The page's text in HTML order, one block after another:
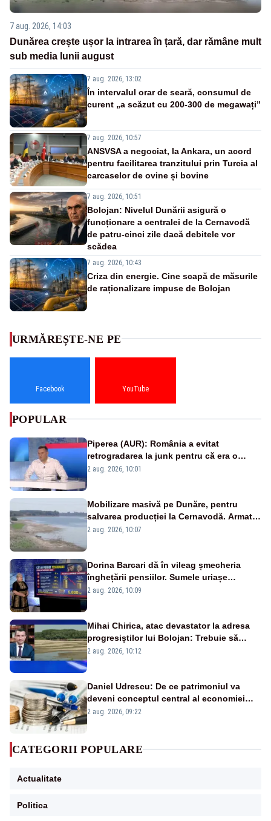
7 aug. 2026, 14:03
Dunărea crește ușor la intrarea în țară, dar rămâne mult
sub media lunii august
7 aug. 2026, 13:02
În intervalul orar de seară, consumul de
curent „a scăzut cu 200-300 de megawați”
7 aug. 2026, 10:57
ANSVSA a negociat, la Ankara, un acord
pentru facilitarea tranzitului prin Turcia al
carcaselor de ovine și bovine
7 aug. 2026, 10:51
Bolojan: Nivelul Dunării asigură o
funcționare a centralei de la Cernavodă
de patru-cinci zile dacă debitele vor
scădea
7 aug. 2026, 10:43
Criza din energie. Cine scapă de măsurile
de raționalizare impuse de Bolojan
URMĂREȘTE-NE PE
Facebook YouTube
POPULAR
Piperea (AUR): România a evitat
retrogradarea la junk pentru că era o
catastrofă pentru bănci și fondurile de
2 aug. 2026, 10:01
Mobilizare masivă pe Dunăre, pentru
salvarea producției la Cernavodă. Armata
va detona o stâncă și va devia apa
2 aug. 2026, 10:07
Dorina Barcari dă în vileag șmecheria
înghețării pensiilor. Sumele uriașe
pierdute de fiecare român
2 aug. 2026, 10:09
Mihai Chirica, atac devastator la adresa
progresiștilor lui Bolojan: Trebuie să
protejăm și natura, dar nu șținem omaneii
2 aug. 2026, 10:12
Daniel Udrescu: De ce patrimoniul va
deveni conceptul central al economiei
viitoare?
2 aug. 2026, 09:22
CATEGORII POPULARE
Actualitate
Politica